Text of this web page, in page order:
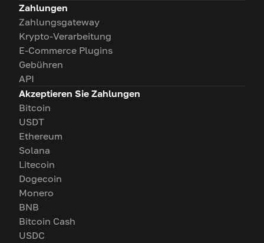
Zahlungen
Zahlungsgateway
Krypto-Verarbeitung
E-Commerce Plugins
Gebühren
API
Akzeptieren Sie Zahlungen
Bitcoin
USDT
Ethereum
Solana
Litecoin
Dogecoin
Monero
BNB
Bitcoin Cash
USDC